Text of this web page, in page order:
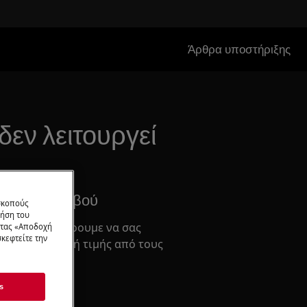
Άρθρα υποστήριξης
λειτουργεί
Ραντεβού
όπου μπορουμε να σας
σταθερή τιμής από τους
του
«Αποδοχή
την